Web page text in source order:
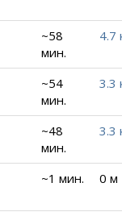
~58
мин.
4.7
~54
мин.
3.3
~48
мин.
3.3
~1 мин. 0 м